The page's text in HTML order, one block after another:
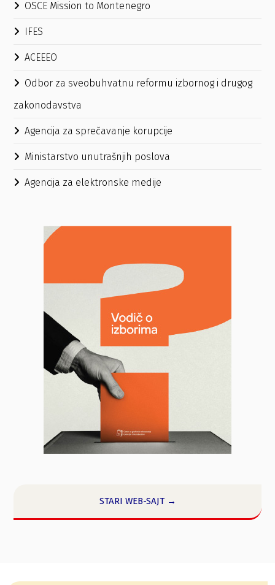
OSCE Mission to Montenegro
IFES
ACEEEO
Odbor za sveobuhvatnu reformu izbornog i drugog
zakonodavstva
Agencija za sprečavanje korupcije
Ministarstvo unutrašnjih poslova
Agencija za elektronske medije
STARI WEB-SAJT →